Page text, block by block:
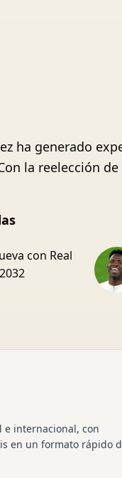
ha generado
la reelección
con Real
internacional, con
en un formato rápido